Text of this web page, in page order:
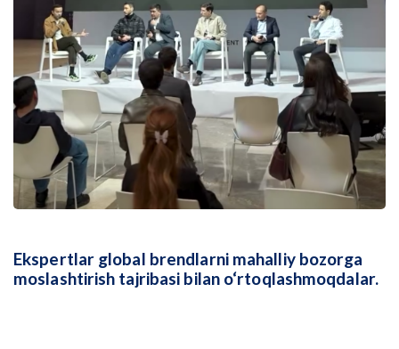
Ekspertlar global brendlarni mahalliy bozorga
moslashtirish tajribasi bilan o‘rtoqlashmoqdalar.